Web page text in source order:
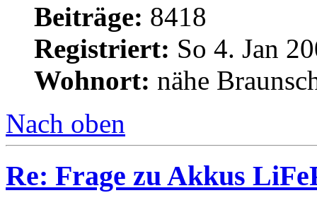
Beiträge: 8418
Registriert: So 4. Jan
Wohnort: nähe
Nach oben
Re: Frage zu Akkus